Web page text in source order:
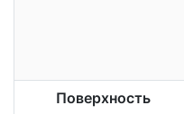
Поверхность